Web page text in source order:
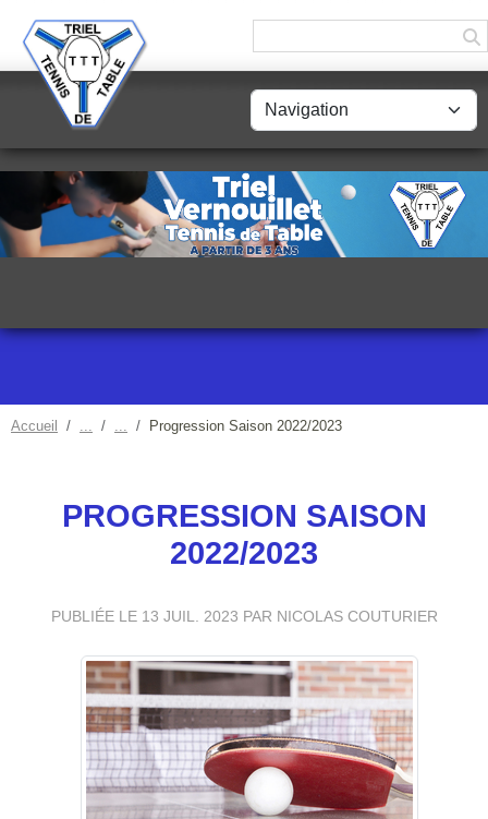
Accueil Progression Saison 2022/2023
PROGRESSION SAISON
2022/2023
PUBLIÉE LE 13 JUIL. 2023 PAR NICOLAS COUTURIER